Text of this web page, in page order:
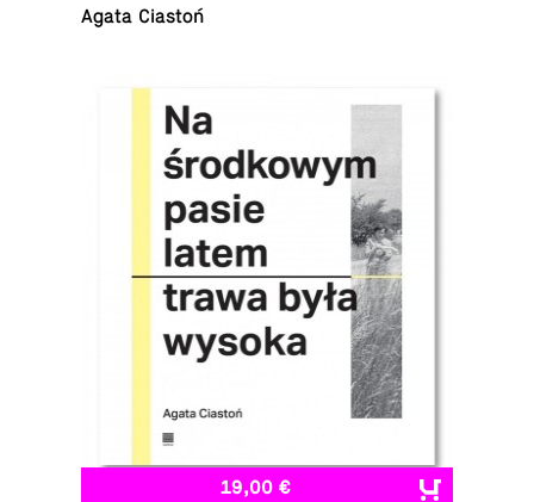
Agata Ciastoń
19,00 €